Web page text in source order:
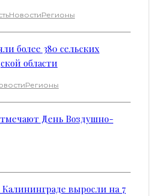
НовостиРегионы
более 380 сельских
области
Регионы
День Воздушно-
выросли на 7